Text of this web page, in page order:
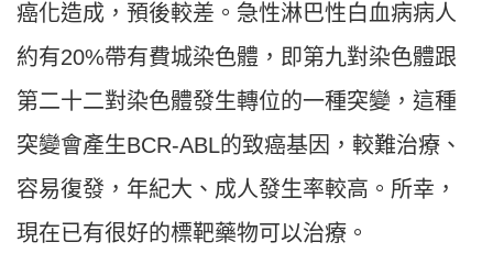
癌化造成，預後較差。急性淋巴性白血病病人
約有20%帶有費城染色體，即第九對染色體跟
第二十二對染色體發生轉位的一種突變，這種
突變會產生BCR-ABL的致癌基因，較難治療、
容易復發，年紀大、成人發生率較高。所幸，
現在已有很好的標靶藥物可以治療。